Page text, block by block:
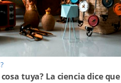
tuya? La ciencia dice